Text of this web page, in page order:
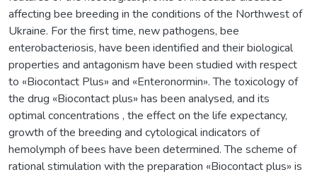
affecting bee breeding in the conditions of the Northwest of
Ukraine. For the first time, new pathogens, bee
enterobacteriosis, have been identified and their biological
properties and antagonism have been studied with respect
to «Biocontact Plus» and «Enteronormin». The toxicology of
the drug «Biocontact plus» has been analysed, and its
optimal concentrations , the effect on the life expectancy,
growth of the breeding and cytological indicators of
hemolymph of bees have been determined. The scheme of
rational stimulation with the preparation «Biocontact plus» is